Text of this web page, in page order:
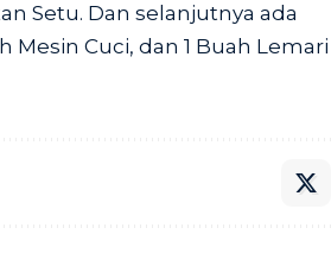
Setu. Dan selanjutnya ada
Mesin Cuci, dan 1 Buah Lemari